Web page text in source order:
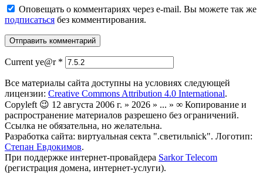
Оповещать о комментариях через e-mail. Вы можете так же
подписаться без комментирования.
Current ye@r *
Все материалы сайта доступны на условиях следующей
лицензии: Creative Commons Attribution 4.0 International.
Copyleft 😉 12 августа 2006 г. » 2026 » ... » ∞ Копирование и
распространение материалов разрешено без ограничений.
Ссылка не обязательна, но желательна.
Разработка сайта: виртуальная секта ".светильnick". Логотип:
Степан Евдокимов.
При поддержке интернет-провайдера Sarkor Telecom
(регистрация домена, интернет-услуги).